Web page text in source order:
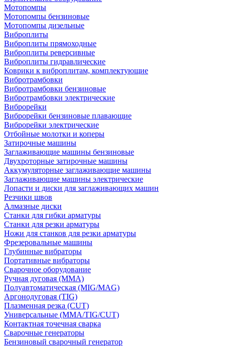
Мотопомпы
Мотопомпы бензиновые
Мотопомпы дизельные
Виброплиты
Виброплиты прямоходные
Виброплиты реверсивные
Виброплиты гидравлические
Коврики к виброплитам, комплектующие
Вибротрамбовки
Вибротрамбовки бензиновые
Вибротрамбовки электрические
Виброрейки
Виброрейки бензиновые плавающие
Виброрейки электрические
Отбойные молотки и коперы
Затирочные машины
Заглаживающие машины бензиновые
Двухроторные затирочные машины
Аккумуляторные заглаживающие машины
Заглаживающие машины электрические
Лопасти и диски для заглаживающих машин
Резчики швов
Алмазные диски
Станки для гибки арматуры
Станки для резки арматуры
Ножи для станков для резки арматуры
Фрезеровальные машины
Глубинные вибраторы
Портативные вибраторы
Сварочное оборудование
Ручная дуговая (MMA)
Полуавтоматическая (MIG/MAG)
Аргонодуговая (TIG)
Плазменная резка (CUT)
Универсальные (MMA/TIG/CUT)
Контактная точечная сварка
Сварочные генераторы
Бензиновый сварочный генератор